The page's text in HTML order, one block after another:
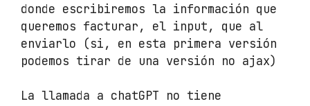
donde escribiremos la información que
queremos facturar, el input, que al
enviarlo (si, en esta primera versión
podemos tirar de una versión no ajax)
La llamada a chatGPT no tiene